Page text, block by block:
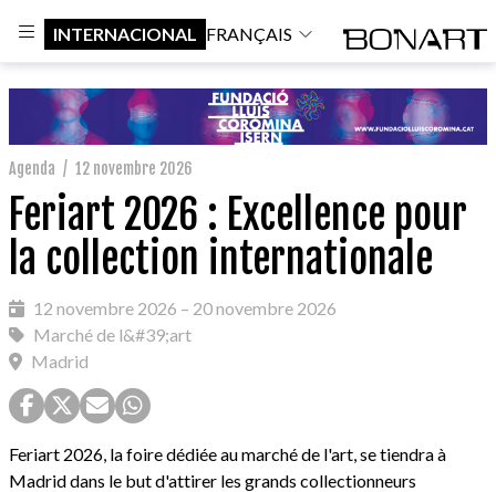
INTERNACIONAL FRANÇAIS
Agenda / 12 novembre 2026
Feriart 2026 : Excellence pour
la collection internationale
12 novembre 2026 – 20 novembre 2026
Marché de l&#39;art
Madrid
Feriart 2026, la foire dédiée au marché de l'art, se tiendra à
Madrid dans le but d'attirer les grands collectionneurs